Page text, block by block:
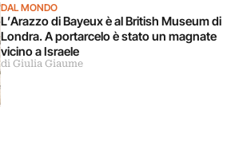
DAL MONDO
L’Arazzo di Bayeux è al British Museum di
Londra. A portarcelo è stato un magnate
vicino a Israele
di Giulia Giaume